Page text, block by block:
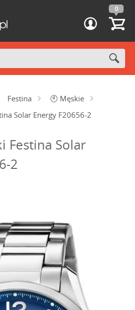
0
Festina 🕙 Męskie
Solar Energy F20656-2
Festina Solar
2